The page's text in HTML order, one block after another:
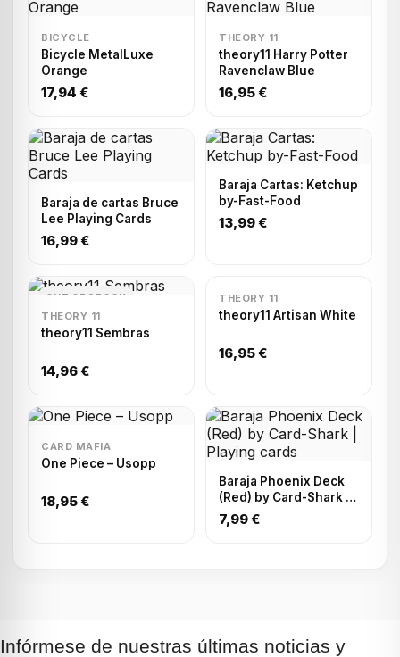
BICYCLE
Bicycle MetalLuxe
Orange
17,94 €
THEORY 11
theory11 Harry Potter
Ravenclaw Blue
16,95 €
Baraja de cartas Bruce
Lee Playing Cards
16,99 €
Baraja Cartas: Ketchup
by-Fast-Food
13,99 €
OUT OF STOCK
THEORY 11
theory11 Sembras
14,96 €
THEORY 11
theory11 Artisan White
16,95 €
CARD MAFIA
One Piece – Usopp
18,95 €
Baraja Phoenix Deck
(Red) by Card-Shark |
Playing cards
7,99 €
Infórmese de nuestras últimas noticias y